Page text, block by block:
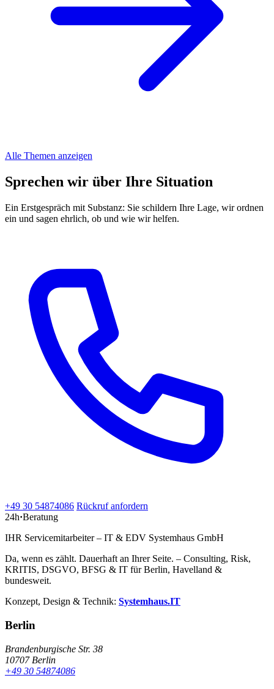
Alle Themen anzeigen
Sprechen wir über Ihre Situation
Ein Erstgespräch mit Substanz: Sie schildern Ihre Lage, wir ordnen
ein und sagen ehrlich, ob und wie wir helfen.
+49 30 54874086 Rückruf anfordern
24h·Beratung
IHR Servicemitarbeiter – IT & EDV Systemhaus GmbH
Da, wenn es zählt. Dauerhaft an Ihrer Seite. – Consulting, Risk,
KRITIS, DSGVO, BFSG & IT für Berlin, Havelland &
bundesweit.
Konzept, Design & Technik: Systemhaus.IT
Berlin
Brandenburgische Str. 38
10707 Berlin
+49 30 54874086